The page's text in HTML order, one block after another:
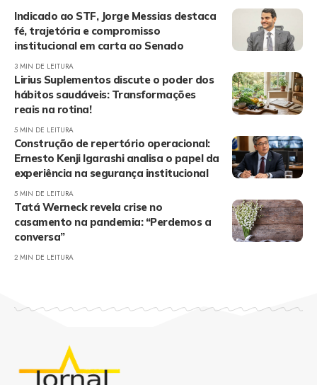
Indicado ao STF, Jorge Messias destaca
fé, trajetória e compromisso
institucional em carta ao Senado
3 MIN DE LEITURA
Lirius Suplementos discute o poder dos
hábitos saudáveis: Transformações
reais na rotina!
5 MIN DE LEITURA
Construção de repertório operacional:
Ernesto Kenji Igarashi analisa o papel da
experiência na segurança institucional
5 MIN DE LEITURA
Tatá Werneck revela crise no
casamento na pandemia: “Perdemos a
conversa”
2 MIN DE LEITURA